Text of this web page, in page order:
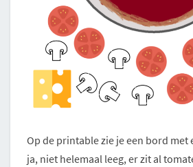
Op de printable zie je een bord met
ja, niet helemaal leeg, er zit al